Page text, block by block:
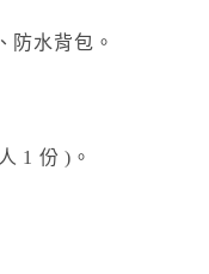
防水背包。
1 份 )。